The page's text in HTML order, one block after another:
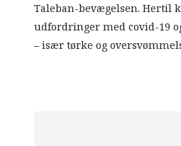
Taleban-bevægelsen. Hertil
udfordringer med covid-19
– især tørke og